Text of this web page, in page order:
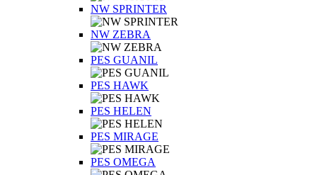
NW SPRINTER
NW ZEBRA
PES GUANIL
PES HAWK
PES HELEN
PES MIRAGE
PES OMEGA